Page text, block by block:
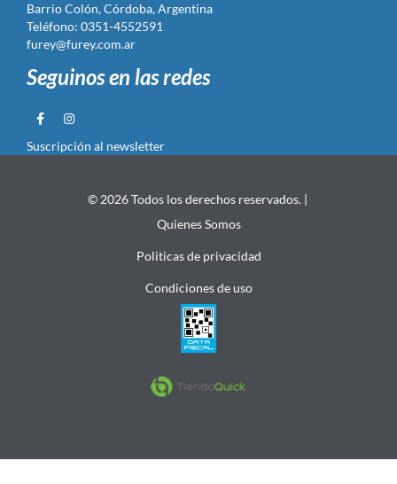
Barrio Colón, Córdoba, Argentina
Teléfono: 0351-4552591
furey@furey.com.ar
Seguinos en las redes
Suscripción al newsletter
© 2026 Todos los derechos reservados. |
Quienes Somos
Politicas de privacidad
Condiciones de uso